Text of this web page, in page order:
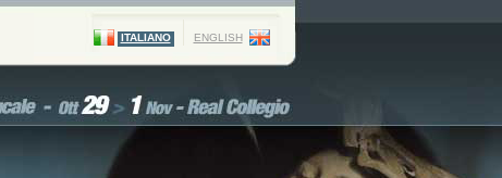
ITALIANO ENGLISH